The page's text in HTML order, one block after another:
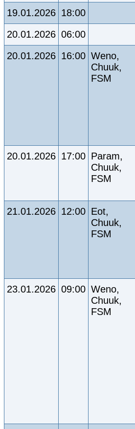
19.01.2026 18:00
20.01.2026 06:00
20.01.2026 16:00 Weno,
Chuuk,
FSM
20.01.2026 17:00 Param,
Chuuk,
FSM
21.01.2026 12:00 Eot,
Chuuk,
FSM
23.01.2026 09:00 Weno,
Chuuk,
FSM